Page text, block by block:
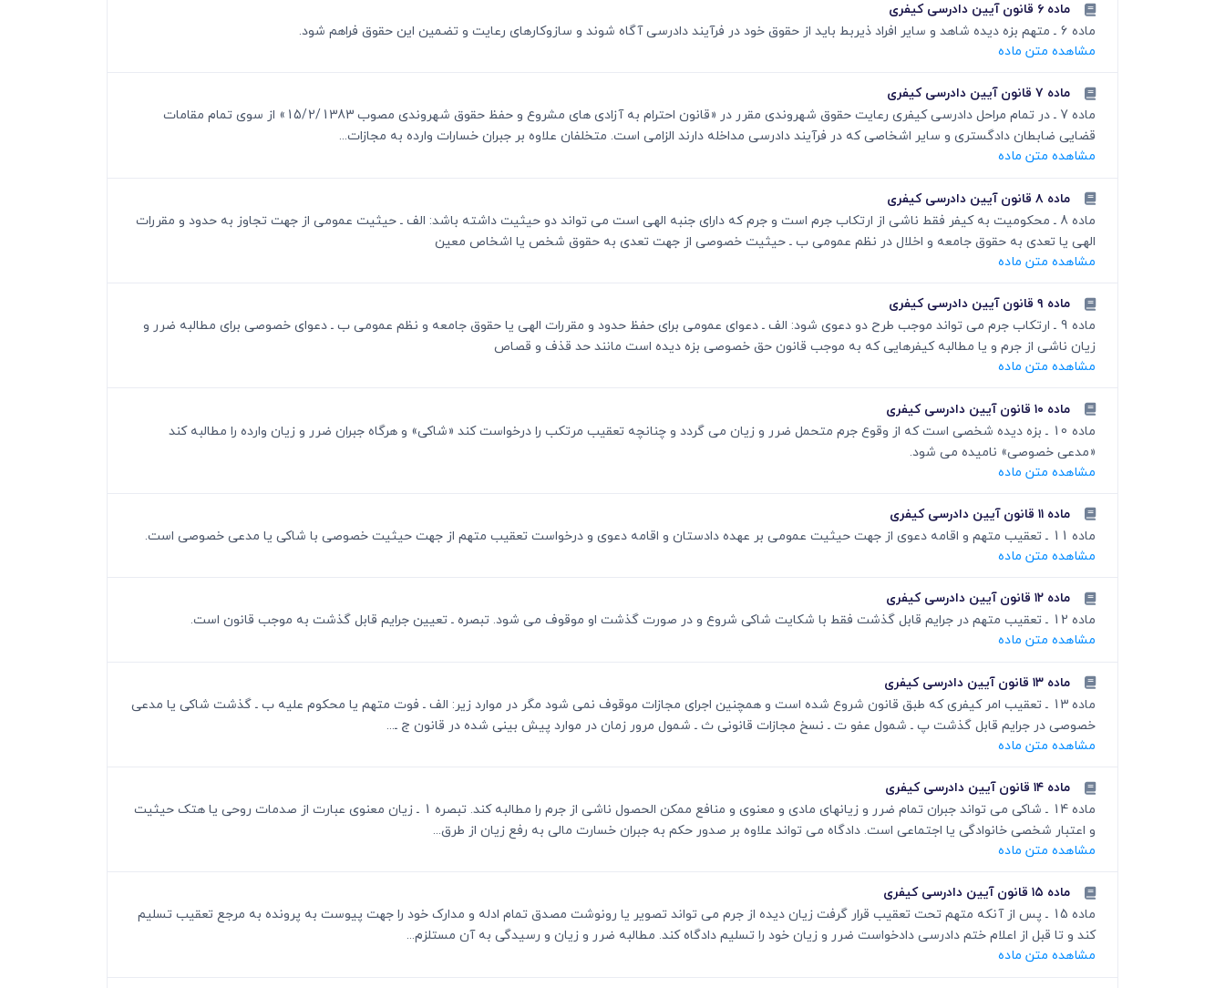
ماده ۶ قانون آیین دادرسی کیفری
ماده 6 ـ متهم بزه دیده شاهد و سایر افراد ذیربط باید از حقوق خود در فرآیند دادرسی آگاه شوند و سازوکارهای رعایت و تضمین این حقوق فراهم شود.
مشاهده متن ماده
ماده ۷ قانون آیین دادرسی کیفری
ماده 7 ـ در تمام مراحل دادرسی کیفری رعایت حقوق شهروندی مقرر در «قانون احترام به آزادی های مشروع و حفظ حقوق شهروندی مصوب 15/2/1383» از سوی تمام مقامات
قضایی ضابطان دادگستری و سایر اشخاصی که در فرآیند دادرسی مداخله دارند الزامی است. متخلفان علاوه بر جبران خسارات وارده به مجازات...
مشاهده متن ماده
ماده ۸ قانون آیین دادرسی کیفری
ماده 8 ـ محکومیت به کیفر فقط ناشی از ارتکاب جرم است و جرم که دارای جنبه الهی است می تواند دو حیثیت داشته باشد: الف ـ حیثیت عمومی از جهت تجاوز به حدود و مقررات
الهی یا تعدی به حقوق جامعه و اخلال در نظم عمومی ب ـ حیثیت خصوصی از جهت تعدی به حقوق شخص یا اشخاص معین
مشاهده متن ماده
ماده ۹ قانون آیین دادرسی کیفری
ماده 9 ـ ارتکاب جرم می تواند موجب طرح دو دعوی شود: الف ـ دعوای عمومی برای حفظ حدود و مقررات الهی یا حقوق جامعه و نظم عمومی ب ـ دعوای خصوصی برای مطالبه ضرر و
زیان ناشی از جرم و یا مطالبه کیفرهایی که به موجب قانون حق خصوصی بزه دیده است مانند حد قذف و قصاص
مشاهده متن ماده
ماده ۱۰ قانون آیین دادرسی کیفری
ماده 10 ـ بزه دیده شخصی است که از وقوع جرم متحمل ضرر و زیان می گردد و چنانچه تعقیب مرتکب را درخواست کند «شاکی» و هرگاه جبران ضرر و زیان وارده را مطالبه کند
«مدعی خصوصی» نامیده می شود.
مشاهده متن ماده
ماده ۱۱ قانون آیین دادرسی کیفری
ماده 11 ـ تعقیب متهم و اقامه دعوی از جهت حیثیت عمومی بر عهده دادستان و اقامه دعوی و درخواست تعقیب متهم از جهت حیثیت خصوصی با شاکی یا مدعی خصوصی است.
مشاهده متن ماده
ماده ۱۲ قانون آیین دادرسی کیفری
ماده 12 ـ تعقیب متهم در جرایم قابل گذشت فقط با شکایت شاکی شروع و در صورت گذشت او موقوف می شود. تبصره ـ تعیین جرایم قابل گذشت به موجب قانون است.
مشاهده متن ماده
ماده ۱۳ قانون آیین دادرسی کیفری
ماده 13 ـ تعقیب امر کیفری که طبق قانون شروع شده است و همچنین اجرای مجازات موقوف نمی شود مگر در موارد زیر: الف ـ فوت متهم یا محکوم علیه ب ـ گذشت شاکی یا مدعی
خصوصی در جرایم قابل گذشت پ ـ شمول عفو ت ـ نسخ مجازات قانونی ث ـ شمول مرور زمان در موارد پیش بینی شده در قانون ج ـ...
مشاهده متن ماده
ماده ۱۴ قانون آیین دادرسی کیفری
ماده 14 ـ شاکی می تواند جبران تمام ضرر و زیانهای مادی و معنوی و منافع ممکن الحصول ناشی از جرم را مطالبه کند. تبصره 1 ـ زیان معنوی عبارت از صدمات روحی یا هتک حیثیت
و اعتبار شخصی خانوادگی یا اجتماعی است. دادگاه می تواند علاوه بر صدور حکم به جبران خسارت مالی به رفع زیان از طرق...
مشاهده متن ماده
ماده ۱۵ قانون آیین دادرسی کیفری
ماده 15 ـ پس از آنکه متهم تحت تعقیب قرار گرفت زیان دیده از جرم می تواند تصویر یا رونوشت مصدق تمام ادله و مدارک خود را جهت پیوست به پرونده به مرجع تعقیب تسلیم
کند و تا قبل‏ از اعلام‏ ختم‏ دادرسی دادخواست ضرر و زیان خود را تسلیم دادگاه کند. مطالبه ضرر و زیان و رسیدگی به آن مستلزم...
مشاهده متن ماده